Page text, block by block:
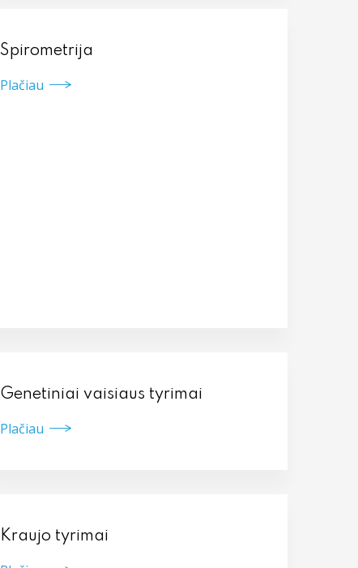
Spirometrija
Plačiau
Genetiniai vaisiaus tyrimai
Plačiau
Kraujo tyrimai